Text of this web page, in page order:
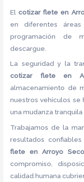
Elcotizar flete en
en diferentes
programación de
descargue.
La seguridad y la
cotizar fleteen
almacenamiento de
nuestros vehículos se
una mudanza
Trabajamos de la
resultados
flete en Arroyo Seco
compromiso,
calidad humana